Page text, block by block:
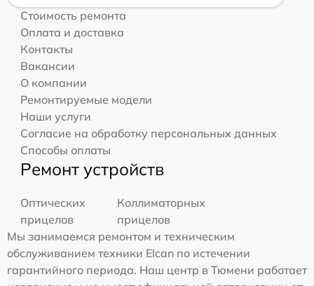
Стоимость ремонта
Оплата и доставка
Контакты
Вакансии
О компании
Ремонтируемые модели
Наши услуги
Согласие на обработку персональных данных
Способы оплаты
Ремонт устройств
Оптических
прицелов
Коллиматорных
прицелов
Мы занимаемся ремонтом и техническим
обслуживанием техники Elcan по истечении
гарантийного периода. Наш центр в Тюмени работает